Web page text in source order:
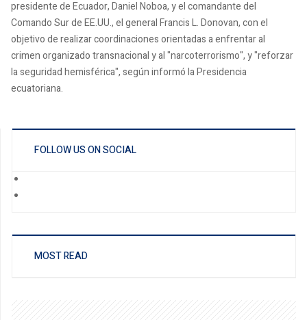
presidente de Ecuador, Daniel Noboa, y el comandante del
Comando Sur de EE.UU., el general Francis L. Donovan, con el
objetivo de realizar coordinaciones orientadas a enfrentar al
crimen organizado transnacional y al "narcoterrorismo", y "reforzar
la seguridad hemisférica", según informó la Presidencia
ecuatoriana.
FOLLOW US ON SOCIAL
MOST READ